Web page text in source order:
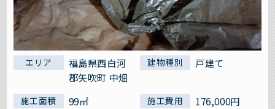
エリア
福島県西白河
郡矢吹町 中畑
建物種別 戸建て
施工面積 99㎡ 施工費用 176,000円